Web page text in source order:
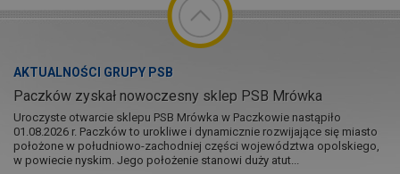
AKTUALNOŚCI GRUPY PSB
Paczków zyskał nowoczesny sklep PSB Mrówka
Uroczyste otwarcie sklepu PSB Mrówka w Paczkowie nastąpiło
01.08.2026 r. Paczków to urokliwe i dynamicznie rozwijające się miasto
położone w południowo-zachodniej części województwa opolskiego,
w powiecie nyskim. Jego położenie stanowi duży atut...